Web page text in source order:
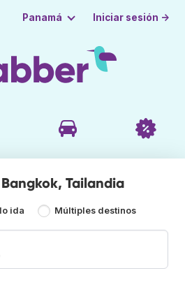
Panamá Iniciar sesión →
Tailandia
ida Múltiples destinos